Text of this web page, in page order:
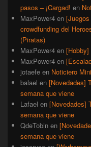
pasos – ¡Cargad! en
MaxPower4 en
crowdfunding del
(Piratas)
MaxPower4 en
MaxPower4 en
jotaefe en Noticiero
balael en [Novedades]
semana que viene
Lafael en [Novedades]
semana que viene
QdeTobin en
semana que viene